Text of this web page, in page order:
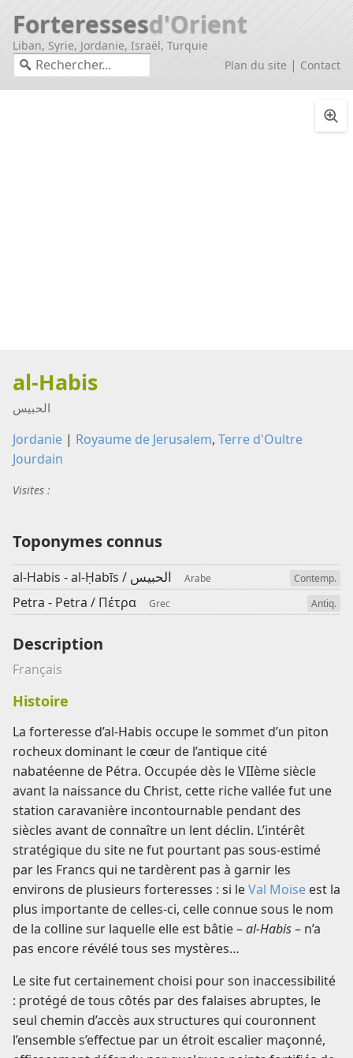
Forteressesd'Orient
Liban, Syrie, Jordanie, Israël, Turquie
Plan du site | Contact
al-Habis
الحبيس
Jordanie | Royaume de Jerusalem, Terre d'Oultre
Jourdain
Visites :
Toponymes connus
al-Habis - al-Ḥabīs / الحبيس Arabe Contemp.
Petra - Petra / Πέτρα Grec Antiq.
Description
Français
Histoire
La forteresse d’al-Habis occupe le sommet d’un piton
rocheux dominant le cœur de l’antique cité
nabatéenne de Pétra. Occupée dès le VIIème siècle
avant la naissance du Christ, cette riche vallée fut une
station caravanière incontournable pendant des
siècles avant de connaître un lent déclin. L’intérêt
stratégique du site ne fut pourtant pas sous-estimé
par les Francs qui ne tardèrent pas à garnir les
environs de plusieurs forteresses : si leVal Moïse est la
plus importante de celles-ci, celle connue sous le nom
de la colline sur laquelle elle est bâtie –al-Habis– n’a
pas encore révélé tous ses mystères…
Le site fut certainement choisi pour son inaccessibilité
: protégé de tous côtés par des falaises abruptes, le
seul chemin d’accès aux structures qui couronnent
l’ensemble s’effectue par un étroit escalier maçonné,